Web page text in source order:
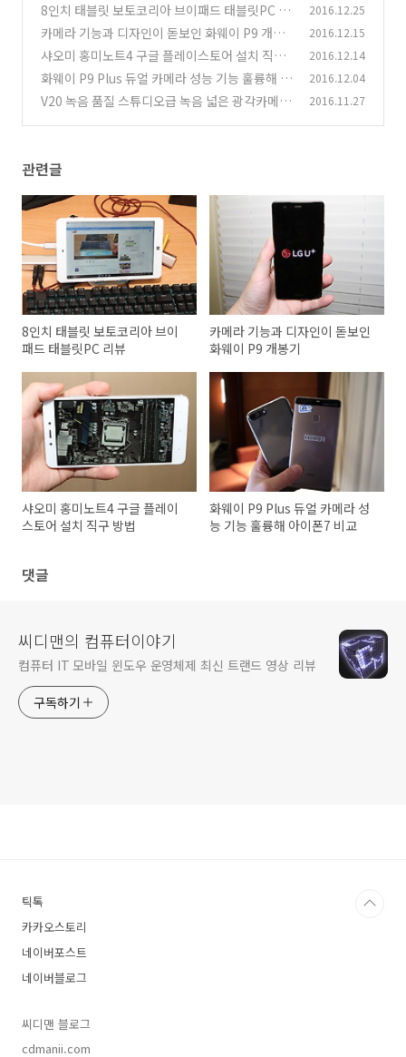
8인치 태블릿 보토코리아 브이패드 태블릿PC 리
뷰 (14)
2016.12.25
카메라 기능과 디자인이 돋보인 화웨이 P9 개봉
기 (1)
2016.12.15
샤오미 홍미노트4 구글 플레이스토어 설치 직구
방법
(4)
2016.12.14
화웨이 P9 Plus 듀얼 카메라 성능 기능 훌륭해 아
이폰7 비교
(1)
2016.12.04
V20 녹음 품질 스튜디오급 녹음 넓은 광각카메라
2016.11.27
관련글
8인치 태블릿 보토코리아 브이
패드 태블릿PC 리뷰
카메라 기능과 디자인이 돋보인
화웨이 P9 개봉기
샤오미 홍미노트4 구글 플레이
스토어 설치 직구 방법
화웨이 P9 Plus 듀얼 카메라 성
능 기능 훌륭해 아이폰7 비교
댓글
씨디맨의 컴퓨터이야기
컴퓨터 IT 모바일 윈도우 운영체제 최신 트랜드 영상 리뷰
구독하기
틱톡
카카오스토리
네이버포스트
네이버블로그
씨디맨 블로그
cdmanii.com